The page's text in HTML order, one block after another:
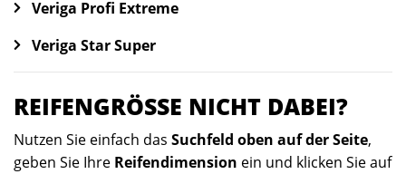
Veriga Profi Extreme
Veriga Star Super
REIFENGRÖSSE NICHT DABEI?
Nutzen Sie einfach das Suchfeld oben auf der Seite,
geben Sie Ihre Reifendimension ein und klicken Sie auf